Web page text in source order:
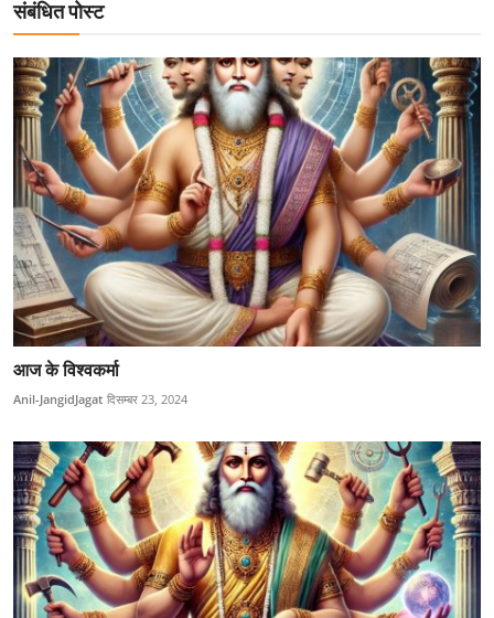
संबंधित पोस्ट
आज के विश्वकर्मा
Anil-JangidJagat दिसम्बर 23, 2024